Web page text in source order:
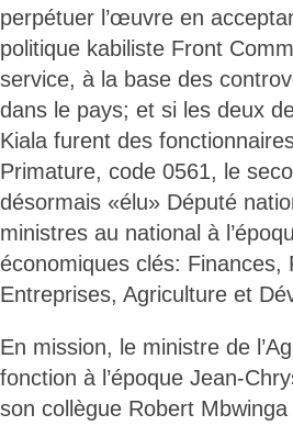
perpétuer l’œuvre en
politique kabiliste Front
service, à la base des
dans le pays; et si les deux
Kiala furent des
Primature, code 0561, le
désormais «élu» Député
ministres au national à
économiques clés:
Entreprises, Agriculture et
En mission, le ministre de
fonction à l’époque Jean-
son collègue Robert